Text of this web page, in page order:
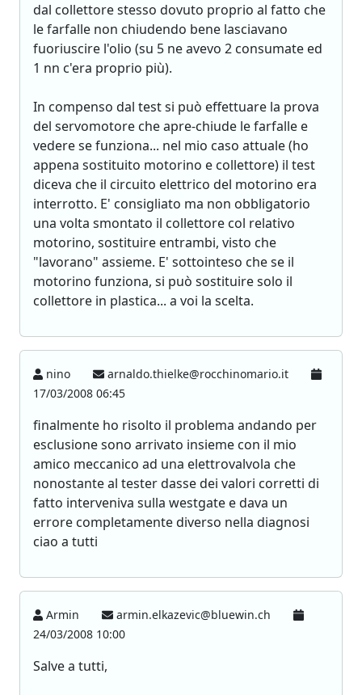
dal collettore stesso dovuto proprio al fatto che
le farfalle non chiudendo bene lasciavano
fuoriuscire l'olio (su 5 ne avevo 2 consumate ed
1 nn c'era proprio più).
In compenso dal test si può effettuare la prova
del servomotore che apre-chiude le farfalle e
vedere se funziona... nel mio caso attuale (ho
appena sostituito motorino e collettore) il test
diceva che il circuito elettrico del motorino era
interrotto. E' consigliato ma non obbligatorio
una volta smontato il collettore col relativo
motorino, sostituire entrambi, visto che
"lavorano" assieme. E' sottointeso che se il
motorino funziona, si può sostituire solo il
collettore in plastica... a voi la scelta.
nino
arnaldo.thielke@rocchinomario.it
17/03/2008 06:45
finalmente ho risolto il problema andando per
esclusione sono arrivato insieme con il mio
amico meccanico ad una elettrovalvola che
nonostante al tester dasse dei valori corretti di
fatto interveniva sulla westgate e dava un
errore completamente diverso nella diagnosi
ciao a tutti
Armin
armin.elkazevic@bluewin.ch
24/03/2008 10:00
Salve a tutti,